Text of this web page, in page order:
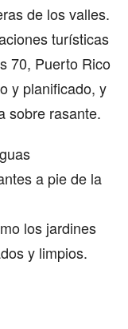
de los valles.
turísticas
70, Puerto Rico
y planificado, y
sobre rasante.
a pie de la
los jardines
y limpios.